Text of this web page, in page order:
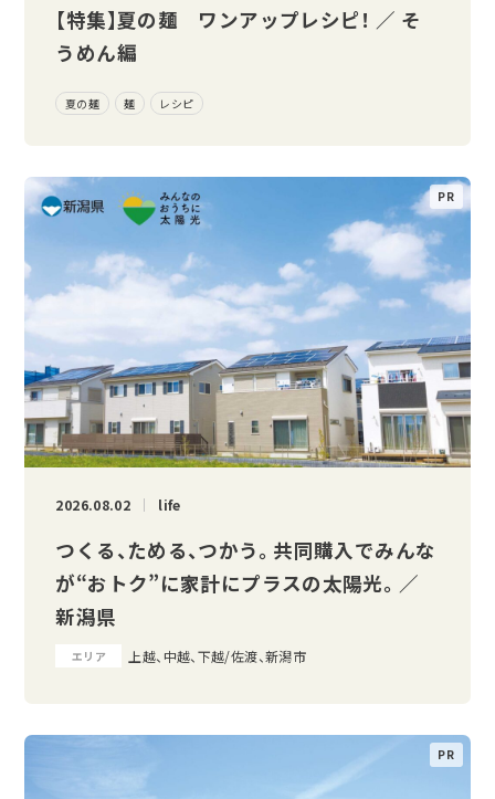
【特集】夏の麺 ワンアップレシピ！ ／ そ
うめん編
夏の麺 麺 レシピ
2026.08.02 life
つくる、ためる、つかう。 共同購入でみんな
が“おトク”に家計にプラスの太陽光。 ／
新潟県
エリア 上越、中越、下越/佐渡、新潟市